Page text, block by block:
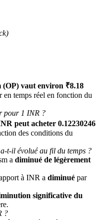
en espèces
(OP) vaut environ ₹8.18
en temps réel en fonction du
pour 1 INR ?
peut acheter 0.12230246
des conditions du
t-il évolué au fil du temps ?
a diminué de légèrement
à INR a diminué par
significative du
?